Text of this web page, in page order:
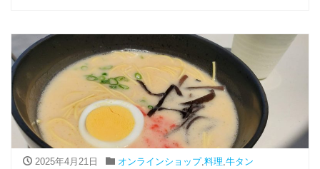
2025年4月21日 オンラインショップ, 料理 牛タン